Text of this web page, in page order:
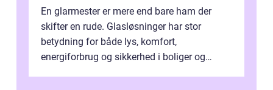
En glarmester er mere end bare ham der
skifter en rude. Glasløsninger har stor
betydning for både lys, komfort,
energiforbrug og sikkerhed i boliger og